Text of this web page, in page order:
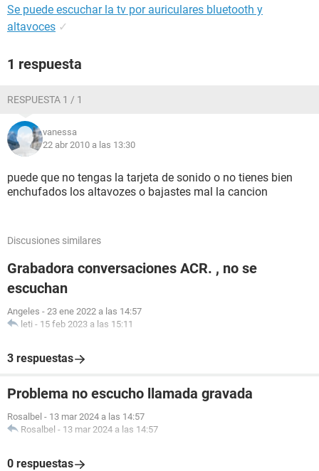
Se puede escuchar la tv por auriculares bluetooth y
altavoces ✓
1 respuesta
RESPUESTA 1 / 1
vanessa
22 abr 2010 a las 13:30
puede que no tengas la tarjeta de sonido o no tienes bien
enchufados los altavozes o bajastes mal la cancion
Discusiones similares
Grabadora conversaciones ACR. , no se
escuchan
Angeles - 23 ene 2022 a las 14:57
leti - 15 feb 2023 a las 15:11
3 respuestas
Problema no escucho llamada gravada
Rosalbel - 13 mar 2024 a las 14:57
Rosalbel - 13 mar 2024 a las 14:57
0 respuestas